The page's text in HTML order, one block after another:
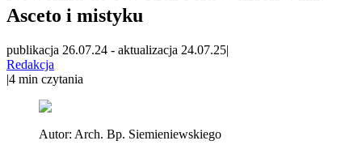
Asceto i mistyku
publikacja 26.07.24 - aktualizacja 24.07.25|
Redakcja
|4 min czytania
Autor: Arch. Bp. Siemieniewskiego